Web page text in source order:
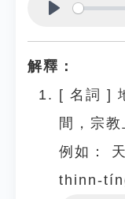
解釋：
[ 名詞 ]
間，宗教
例如：
thinn-